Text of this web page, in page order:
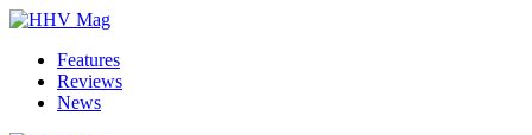
Features
Reviews
News